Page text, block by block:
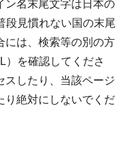
ン名末尾文字は日本の
段見慣れない国の末尾
には、検索等の別の方
）を確認してくださ
スしたり、当該ページ
り絶対にしないでくだ